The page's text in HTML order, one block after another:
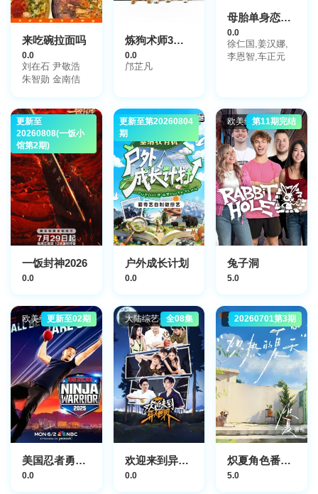
来吃碗拉面吗
0.0
刘在石 尹敬浩
朱智勋 金南佶
炼狗术师3粤语
0.0
邝芷凡
母胎单身恋爱大作战2
0.0
徐仁国,姜汉娜,
李恩智,车正元
大陆综艺
更新至
20260808(一饭小
馆第2期)
一饭封神2026
0.0
大陆综艺
更新至第20260804
期
户外成长计划
0.0
欧美综艺第11期完结
兔子洞
5.0
欧美综艺更新至02期
美国忍者勇士第18季
0.0
大陆综艺 全08集
欢迎来到异人世界
0.0
大陆综艺
20260701第3期
炽夏角色番综·炽热的夏天
5.0